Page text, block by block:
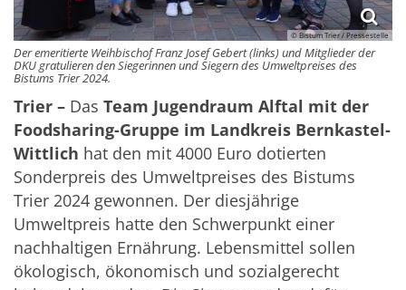
© Bistum Trier / Pressestelle
Der emeritierte Weihbischof Franz Josef Gebert (links) und Mitglieder der
DKU gratulieren den Siegerinnen und Siegern des Umweltpreises des
Bistums Trier 2024.
Trier – Das Team Jugendraum Alftal mit der
Foodsharing-Gruppe im Landkreis Bernkastel-
Wittlich hat den mit 4000 Euro dotierten
Sonderpreis des Umweltpreises des Bistums
Trier 2024 gewonnen. Der diesjährige
Umweltpreis hatte den Schwerpunkt einer
nachhaltigen Ernährung. Lebensmittel sollen
ökologisch, ökonomisch und sozialgerecht